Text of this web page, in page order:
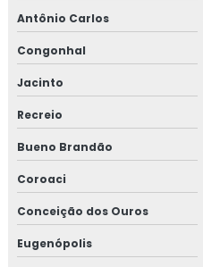
Antônio Carlos
Congonhal
Jacinto
Recreio
Bueno Brandão
Coroaci
Conceição dos Ouros
Eugenópolis